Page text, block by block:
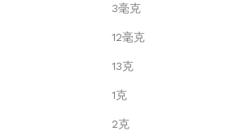
3毫克
12毫克
13克
1克
2克